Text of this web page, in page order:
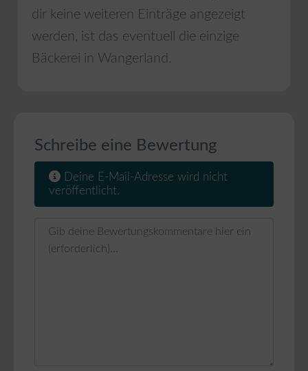
dir keine weiteren Einträge angezeigt
werden, ist das eventuell die einzige
Bäckerei in Wangerland .
Schreibe eine Bewertung
Deine E-Mail-Adresse wird nicht
veröffentlicht.